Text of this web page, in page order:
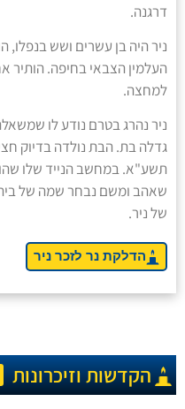
דרגנה.
ניר היה בן עשרים ושש בנפלו,
העלמין הצבאי בחיפה. הותיר
למחצה.
ניר נהרג בטרם נודע לו
גדלה בת. הבת נולדה בדיוק
תשע"א. במחשב הנייד שלו
שאהב ומשם נבחר שמה של ביתו
של ניר.
הדלקת נר לזכר ניר
הקדשות וזיכרונות